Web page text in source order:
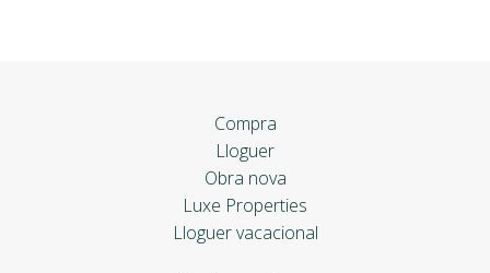
Compra
Lloguer
Obra nova
Luxe Properties
Lloguer vacacional